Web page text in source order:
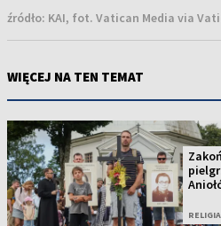
źródło: KAI, fot. Vatican Media via
WIĘCEJ NA TEN TEMAT
RELIGIA